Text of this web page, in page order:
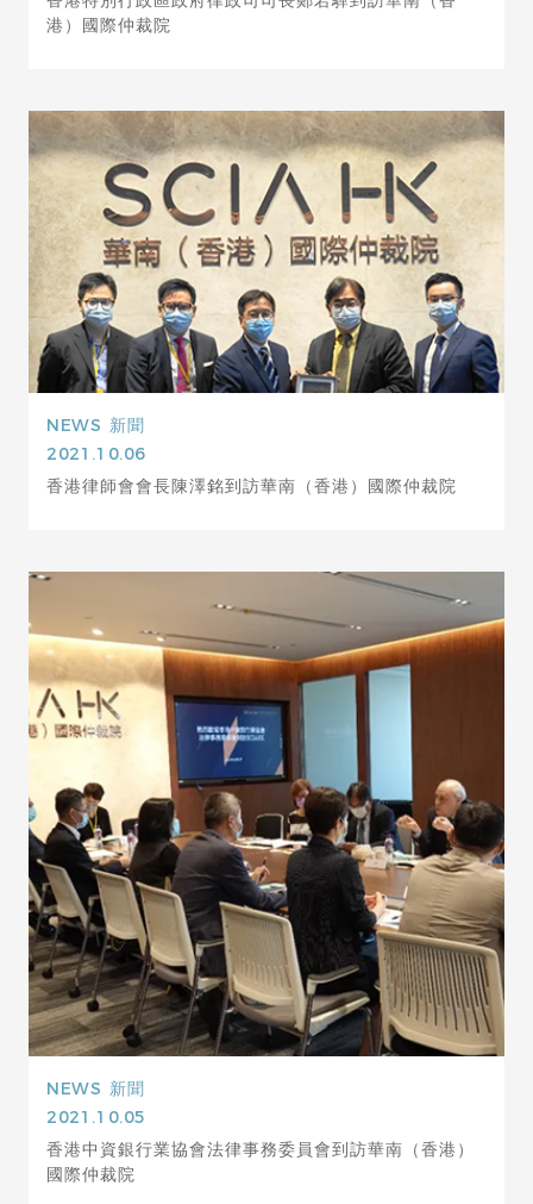
港）國際仲裁院
NEWS 新聞
2021.10.06
香港律師會會長陳澤銘到訪華南（香港）國際仲裁院
NEWS 新聞
2021.10.05
香港中資銀行業協會法律事務委員會到訪華南（香港）
國際仲裁院